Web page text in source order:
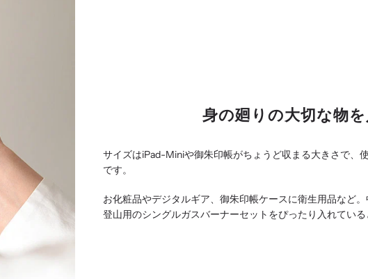
身の廻りの大切な物
サイズはiPad-Miniや御朱印帳がちょうど収まる大きさで、
です。
お化粧品やデジタルギア、御朱印帳ケースに衛生用品など
登山用のシングルガスバーナーセットをぴったり入れている